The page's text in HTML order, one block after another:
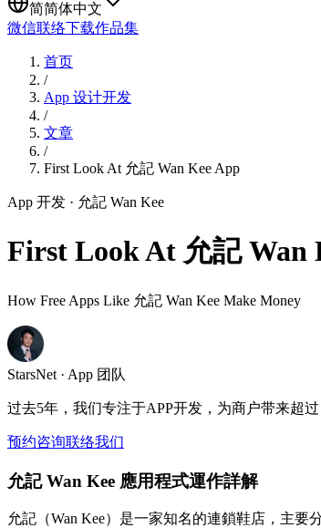
简简体中文
微信联络下载作品集
首页
/
App 设计开发
/
文章
/
First Look At 允記 Wan Kee App
App 开发 · 允記 Wan Kee
First Look At 允記 Wan
How Free Apps Like 允記 Wan Kee Make Money
StarsNet · App 团队
过去5年，我们专注于APP开发，为商户带来超过
预约咨询联络我们
允記 Wan Kee 應用程式運作詳解
允記（Wan Kee）是一家知名的連鎖鞋店，主